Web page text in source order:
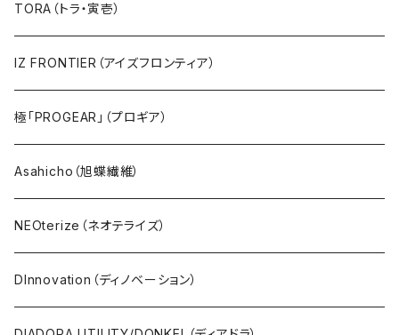
TORA（トラ・寅壱）
IZ FRONTIER（アイズフロンティア）
極「PROGEAR」（プロギア）
Asahicho（旭蝶繊維）
NEOterize（ネオテライズ）
DInnovation（ディノベーション）